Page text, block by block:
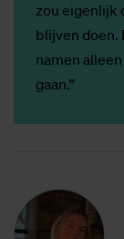
zou eigenlijk
blijven doen.
namen
gaan.”